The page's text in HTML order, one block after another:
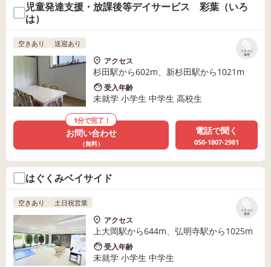
児童発達支援・放課後等デイサービス 彩葉（いろ
は）
リストに
保存
空きあり 送迎あり
アクセス
杉田駅から602m、新杉田駅から1021m
受入年齢
未就学 小学生 中学生 高校生
1分で完了！
お問い合わせ
（無料）
電話で聞く
050-1807-2981
はぐくみベイサイド
リストに
保存
空きあり 土日祝営業
アクセス
上大岡駅から644m、弘明寺駅から1025m
受入年齢
未就学 小学生 中学生